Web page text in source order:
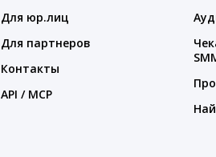
Для юр.лиц
Для партнеров
Контакты
API / MCP